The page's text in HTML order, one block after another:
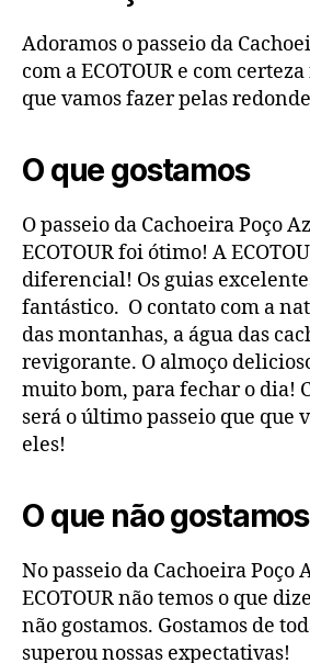
Adoramos o passeio da
com a ECOTOUR e com
que vamos fazer pelas
O que gostamos
O passeio da Cachoeira Poço
ECOTOUR foi ótimo! A
diferencial! Os guias
fantástico. O contato com a
das montanhas, a água das
revigorante. O almoço
muito bom, para fechar o dia!
será o último passeio que que
eles!
O que não
No passeio da Cachoeira Poço
ECOTOUR não temos o que
não gostamos. Gostamos de
superou nossas expectativas!